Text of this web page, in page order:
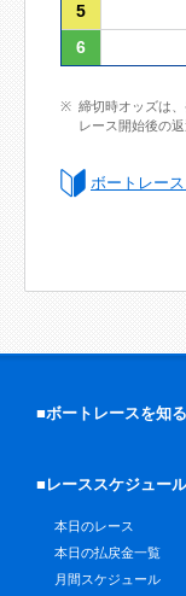
5
6
締切時オッズは
レース開始後の
ボートレー
■ボートレースを知
■レーススケジュール
本日のレース
本日の払戻金一覧
月間スケジュール